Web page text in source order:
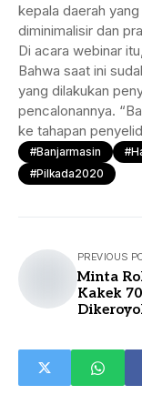
kepala daerah
diminimalisir dan
Di acara webinar
Bahwa saat ini
yang dilakukan
pencalonannya.
ke tahapan
#Banjarmasin
#pilkada2020
PREVIOUS
Minta
Kakek